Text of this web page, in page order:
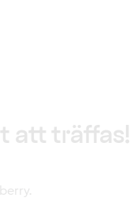
att träffas!